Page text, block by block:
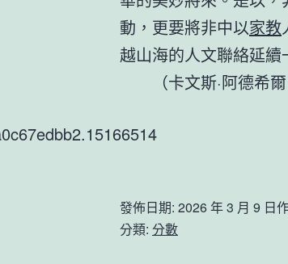
動，更要將非中以家教
越山海的人文聯絡延續
（卡文斯·阿德希
發佈日期: 2026 年 3 月 9 日
分類: 分數